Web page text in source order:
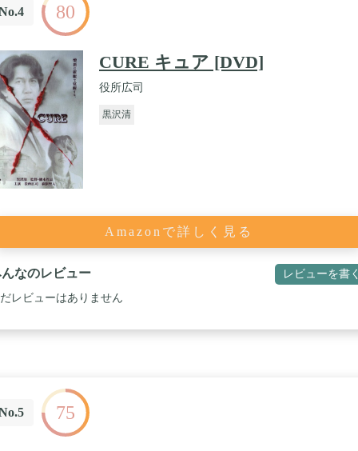
80
CURE キュア [DVD]
役所広司
黒沢清
Amazonで詳しく見る
なのレビュー レビューを書
レビューはありません
75